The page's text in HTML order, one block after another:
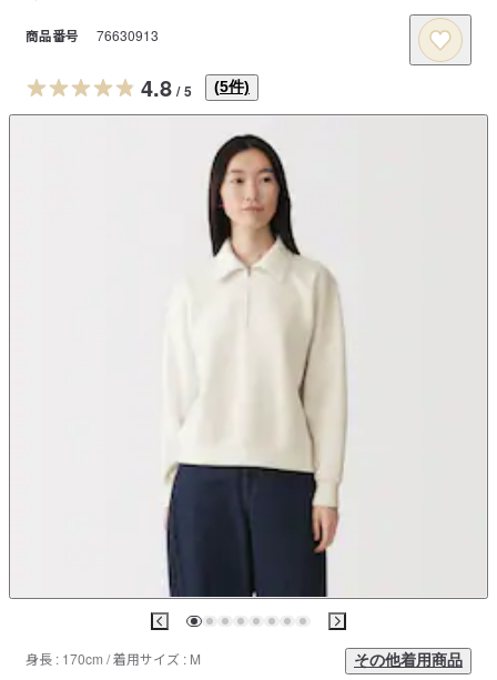
ト
ア
商品番号 76630913
4.8 / 5 (5件)
身長 : 170cm / 着用サイズ : M その他着用商品